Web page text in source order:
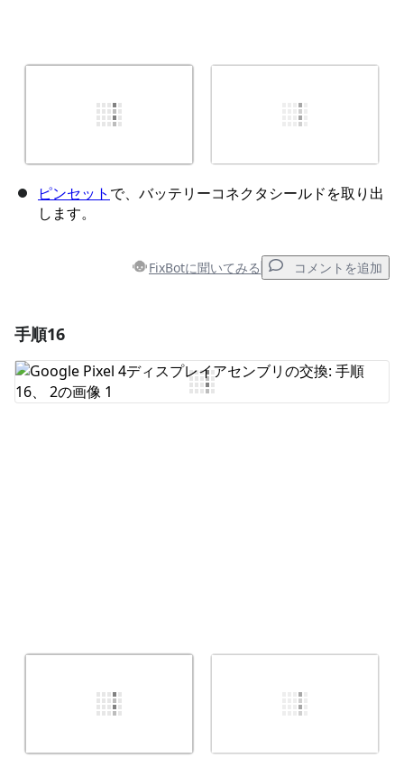
ピンセット で、バッテリーコネクタシールドを取り出
します。
FixBotに聞いてみる コメントを追加
コメントを追加
手順16